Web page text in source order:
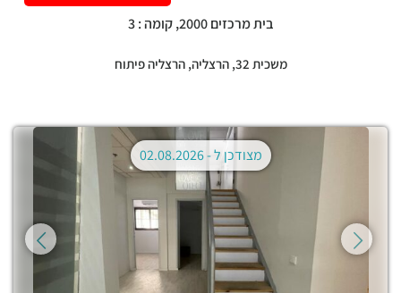
בית מרכזים 2000, קומה : 3
משכית 32, הרצליה,הרצליה פיתוח
מצודכן ל -02.08.2026